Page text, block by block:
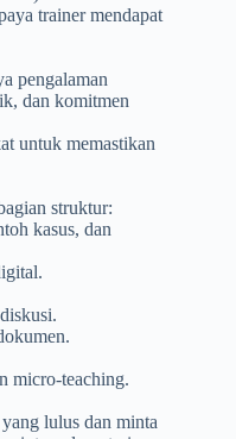
trainer mendapat
pengalaman
dan komitmen
untuk memastikan
struktur:
kasus, dan
micro-teaching.
lulus dan minta